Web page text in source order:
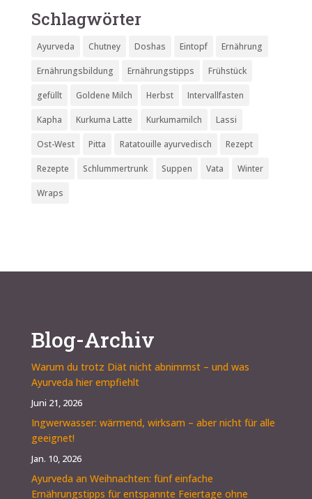
Schlagwörter
Ayurveda Chutney Doshas Eintopf Ernährung
Ernährungsbildung Ernährungstipps Frühstück
gefüllt Goldene Milch Herbst Intervallfasten
Kapha Kurkuma Latte Kurkumamilch Lassi
Ost-West Pitta Ratatouille ayurvedisch Rezept
Rezepte Schlummertrunk Suppen Vata Winter
Wraps
Blog-Archiv
Warum du trotz Diät nicht abnimmst – und was
Ayurveda hier empfiehlt
Juni 21, 2026
Ingwerwasser: wärmend, wirksam – aber nicht für alle
geeignet!
Jan. 10, 2026
Ayurveda an Weihnachten: fünf einfache
Ernährungstipps für entspannte Feiertage ohne